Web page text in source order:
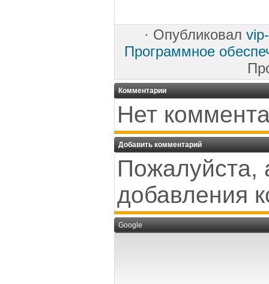
· Опубликовал
Программное
Комментарии
Нет
Добавить комментарий
Пожалуйста,
добавления
Google